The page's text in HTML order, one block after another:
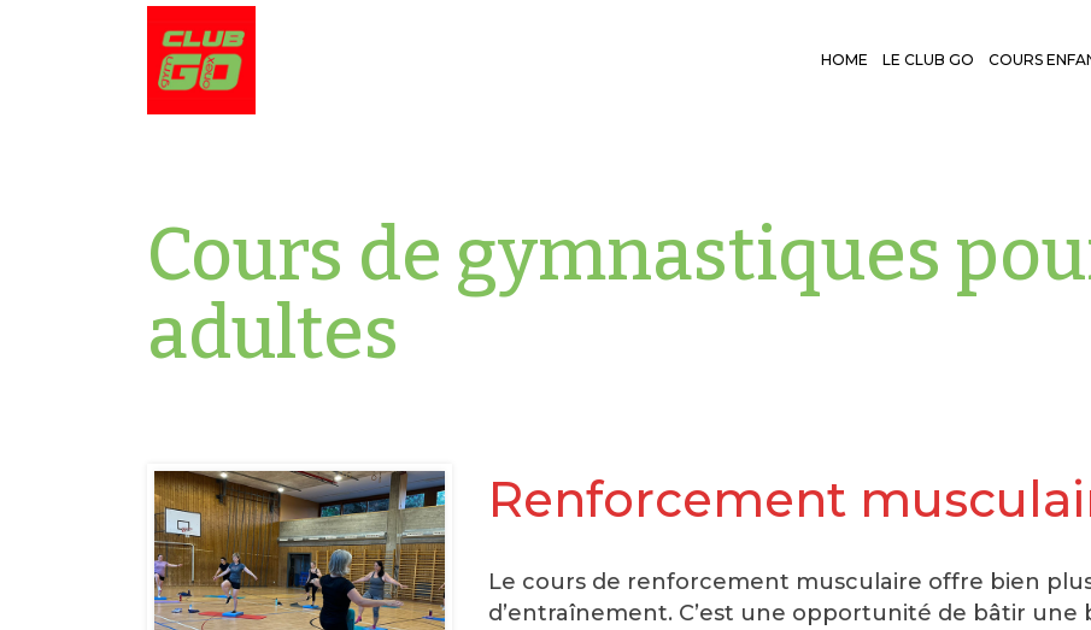
HOME LE CLUB GO COURS
Cours de gymnastiques
adultes
Renforcement
Le cours de renforcement musculaire offre bien
d’entraînement. C’est une opportunité de bâtir une